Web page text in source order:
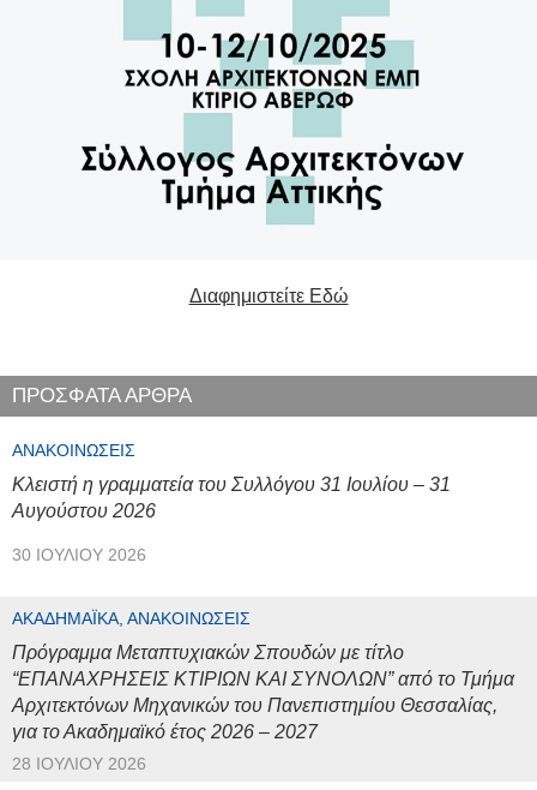
Διαφημιστείτε Εδώ
ΠΡΟΣΦΑΤΑ ΑΡΘΡΑ
ΑΝΑΚΟΙΝΏΣΕΙΣ
Κλειστή η γραμματεία του Συλλόγου 31 Ιουλίου – 31
Αυγούστου 2026
30 ΙΟΥΛΊΟΥ 2026
ΑΚΑΔΗΜΑΪΚΆ, ΑΝΑΚΟΙΝΏΣΕΙΣ
Πρόγραμμα Μεταπτυχιακών Σπουδών με τίτλο
“ΕΠΑΝΑΧΡΗΣΕΙΣ ΚΤΙΡΙΩΝ ΚΑΙ ΣΥΝΟΛΩΝ” από το Τμήμα
Αρχιτεκτόνων Μηχανικών του Πανεπιστημίου Θεσσαλίας,
για το Ακαδημαϊκό έτος 2026 – 2027
28 ΙΟΥΛΊΟΥ 2026